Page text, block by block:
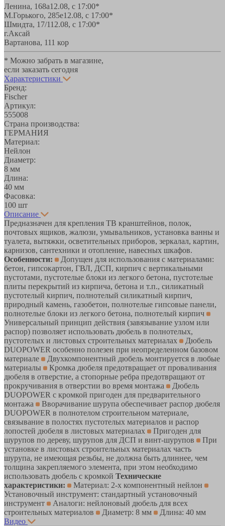
Ленина, 168а12.08, с 17:00*
М.Горького, 285е12.08, с 17:00*
Шмидта, 17/112.08, с 17:00*
г.Аксай
Вартанова, 111 кор
* Можно забрать в магазине,
если заказать сегодня
Характеристики
Бренд:
Fischer
Артикул:
555008
Страна производства:
ГЕРМАНИЯ
Материал:
Нейлон
Диаметр:
8 мм
Длина:
40 мм
Фасовка:
100 шт
Описание
Предназначен для крепления ТВ кранштейнов, полок,
почтовых ящиков, жалюзи, умывальников, установка ванны и
туалета, вытяжки, осветительных приборов, зеркалал, картин,
карнизов, сантехники и отопление, навесных шкафов.
Особенности:
Допущен для использования с материалами:
бетон, гипсокартон, ГВЛ, ДСП, кирпич с вертикальными
пустотами, пустотелые блоки из легкого бетона, пустотелые
плиты перекрытий из кирпича, бетона и т.п., силикатный
пустотелый кирпич, полнотелый силикатный кирпич,
природный камень, газобетон, полнотелые гипсовые панели,
полнотелые блоки из легкого бетона, полнотелый кирпич
Универсальный принцип действия (завязывание узлом или
распор) позволяет использовать дюбель в полнотелых,
пустотелых и листовых строительных материалах
Дюбель
DUOPOWER особенно полезен при неопределенном базовом
материале
Двухкомпонентный дюбель монтируется в любые
материалы
Кромка дюбеля предотвращает от проваливания
дюбеля в отверстие, а стопорные ребра предотвращают от
прокручивания в отверстии во время монтажа
Дюбель
DUOPOWER с кромкой пригоден для предварительного
монтажа
Вворачивание шурупа обеспечивает распор дюбеля
DUOPOWER в полнотелом строительном материале,
связывание в полостях пустотелых материалов и распор
лопостей дюбеля в листовых материалах
Пригоден для
шурупов по дереву, шурупов для ДСП и винт-шурупов
При
установке в листовых строительных материалах часть
шурупа, не имеющая резьбы, не должна быть длиннее, чем
толщина закрепляемого элемента, при этом необходимо
использовать дюбель с кромкой Технические
характеристики:
Материал: 2-х компонентный нейлон
Установочный инструмент: стандартный установочный
инструмент
Аналоги: нейлоновый дюбель для всех
строительных материалов
Диаметр: 8 мм
Длина: 40 мм
Видео